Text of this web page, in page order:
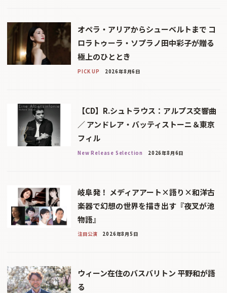
オペラ・アリアからシューベルトまで コ
ロラトゥーラ・ソプラノ田中彩子が贈る
極上のひととき
PICK UP 2026年8月6日
【CD】R.シュトラウス：アルプス交響曲
／ アンドレア・バッティストーニ＆東京
フィル
New Release Selection 2026年8月6日
岐阜発！ メディアアート×語り×和洋古
楽器で幻想の世界を描き出す『夜叉が池
物語』
注目公演 2026年8月5日
ウィーン在住のバスバリトン 平野和が語
る